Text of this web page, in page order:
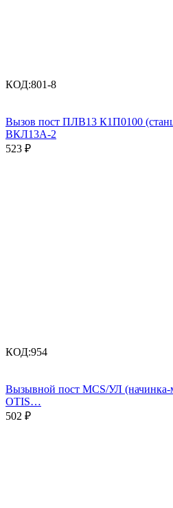
КОД:801-8
Вызов пост ПЛВ13 К1П0100
ВКЛ13А-2
523 ₽
КОД:954
Вызывной пост MCS/УЛ (начинка-
OTIS…
502 ₽